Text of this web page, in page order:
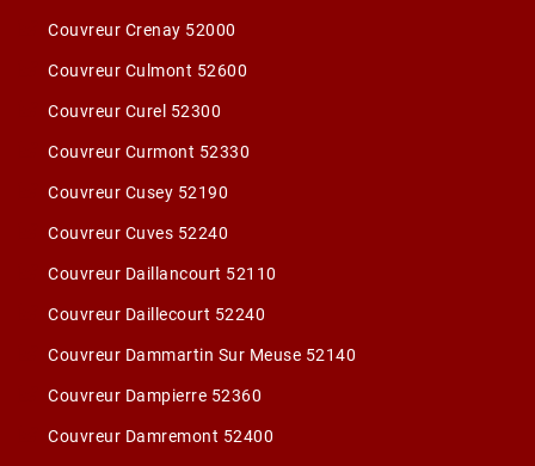
Couvreur Crenay 52000
Couvreur Culmont 52600
Couvreur Curel 52300
Couvreur Curmont 52330
Couvreur Cusey 52190
Couvreur Cuves 52240
Couvreur Daillancourt 52110
Couvreur Daillecourt 52240
Couvreur Dammartin Sur Meuse 52140
Couvreur Dampierre 52360
Couvreur Damremont 52400